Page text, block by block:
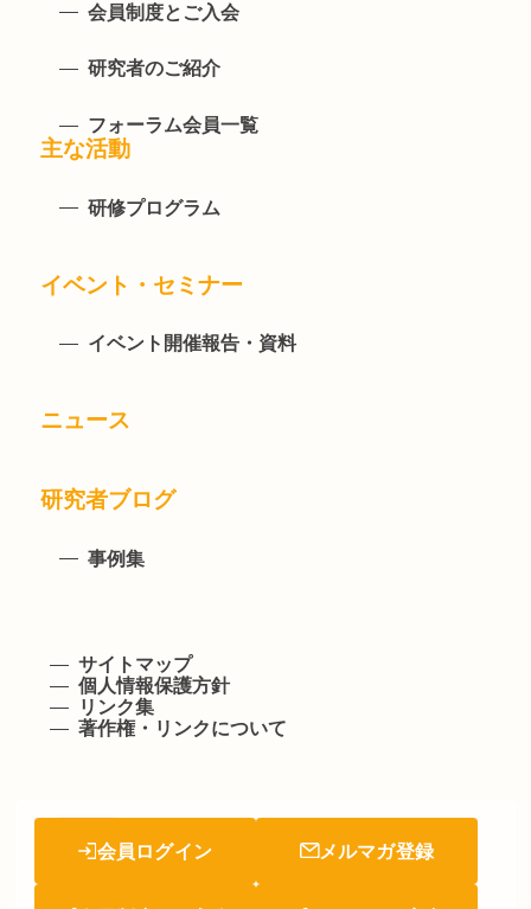
会員ログイン メルマガ登録
会員制度とご入会
研究者のご紹介
フォーラム会員一覧
主な活動
研修プログラム
イベント・セミナー
イベント開催報告・資料
ニュース
研究者ブログ
事例集
サイトマップ
個人情報保護方針
リンク集
著作権・リンクについて